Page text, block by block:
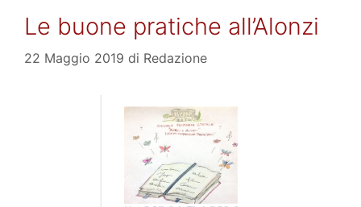
Le buone pratiche all’Alonzi
22 Maggio 2019 di Redazione